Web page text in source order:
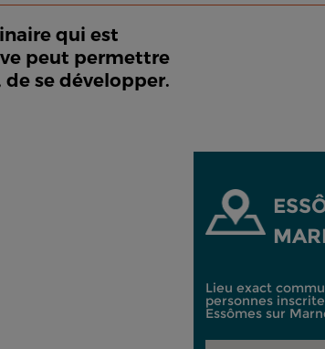
qui est
peut permettre
se développer.
Lieu exact
personnes
Essômes sur